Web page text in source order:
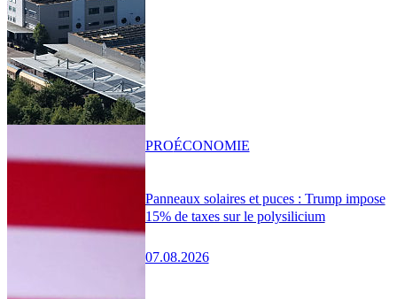
Panneaux solaires et puces : Trump impose
15% de taxes sur le polysilicium
07.08.2026
PROÉCONOMIE